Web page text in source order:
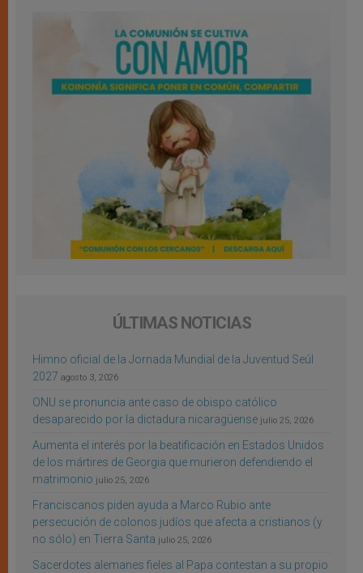
ÚLTIMAS NOTICIAS
Himno oficial de la Jornada Mundial de la Juventud Seúl
2027 agosto 3, 2026
ONU se pronuncia ante caso de obispo católico
desaparecido por la dictadura nicaragüense julio 25, 2026
Aumenta el interés por la beatificación en Estados Unidos
de los mártires de Georgia que murieron defendiendo el
matrimonio julio 25, 2026
Franciscanos piden ayuda a Marco Rubio ante
persecución de colonos judíos que afecta a cristianos (y
no sólo) en Tierra Santa julio 25, 2026
Sacerdotes alemanes fieles al Papa contestan a su propio